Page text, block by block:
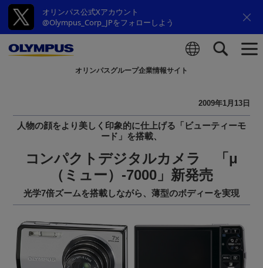
オリンパス公式Xアカウント
@Olympus_Corp_JPをフォローしよう
オリンパスグループ企業情報サイト
2009年1月13日
人物の顔をより美しく印象的に仕上げる「ビューティーモ
ード」を搭載、
コンパクトデジタルカメラ 「μ
（ミュー）-7000」新発売
光学7倍ズームを搭載しながら、薄型のボディーを実現